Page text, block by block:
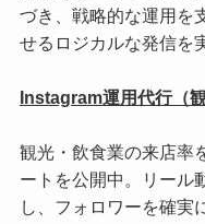
づき、戦略的な運用を
せるロジカルな発信を
Instagram運用代行（
観光・飲食業の来店率
ートを公開中。リール
し、フォロワーを確実